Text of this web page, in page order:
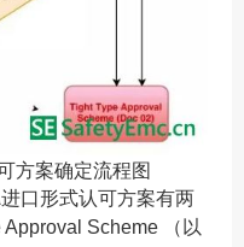
方案确定流程图
口形式认可方案有两
Scheme （以